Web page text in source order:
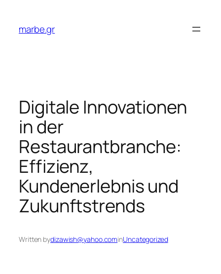
content
marbe.gr
Digitale Innovationen
in der
Restaurantbranche:
Effizienz,
Kundenerlebnis und
Zukunftstrends
Written bydizawish@yahoo.cominUncategorized